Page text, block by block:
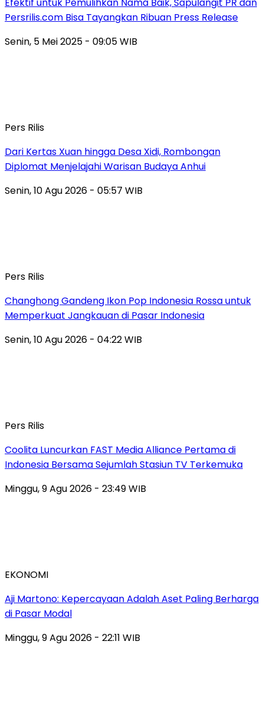
Persrilis.com Bisa Tayangkan Ribuan Press Release
Senin, 5 Mei 2025 - 09:05 WIB
Pers Rilis
Dari Kertas Xuan hingga Desa Xidi, Rombongan
Diplomat Menjelajahi Warisan Budaya Anhui
Senin, 10 Agu 2026 - 05:57 WIB
Pers Rilis
Changhong Gandeng Ikon Pop Indonesia Rossa untuk
Memperkuat Jangkauan di Pasar Indonesia
Senin, 10 Agu 2026 - 04:22 WIB
Pers Rilis
Coolita Luncurkan FAST Media Alliance Pertama di
Indonesia Bersama Sejumlah Stasiun TV Terkemuka
Minggu, 9 Agu 2026 - 23:49 WIB
EKONOMI
Aji Martono: Kepercayaan Adalah Aset Paling Berharga
di Pasar Modal
Minggu, 9 Agu 2026 - 22:11 WIB